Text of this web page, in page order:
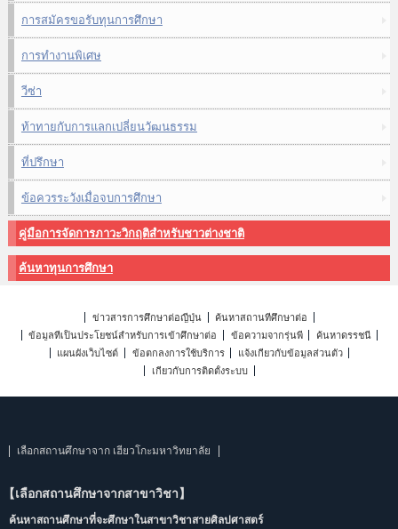
การสมัครขอรับทุนการศึกษา
การทำงานพิเศษ
วีซ่า
ท้าทายกับการแลกเปลี่ยนวัฒนธรรม
ที่ปรึกษา
ข้อควรระวังเมื่อจบการศึกษา
คู่มือการจัดการภาวะวิกฤติสำหรับชาวต่างชาติ
ค้นหาทุนการศึกษา
ข่าวสารการศึกษาต่อญี่ปุ่น
ค้นหาสถานที่ศึกษาต่อ
ข้อมูลที่เป็นประโยชน์สำหรับการเข้าศึกษาต่อ
ข้อความจากรุ่นพี่
ค้นหาดรรชนี
แผนผังเว็บไซต์
ข้อตกลงการใช้บริการ
แจ้งเกี่ยวกับข้อมูลส่วนตัว
เกี่ยวกับการติดตั้งระบบ
เลือกสถานศึกษาจาก เฮียวโกะมหาวิทยาลัย
【เลือกสถานศึกษาจากสาขาวิชา】
ค้นหาสถานศึกษาที่จะศึกษาในสาขาวิชาสายศิลปศาสตร์